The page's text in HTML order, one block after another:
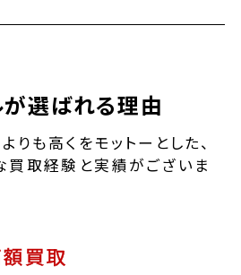
選ばれる理由
りも高くをモットーとした、
取経験と実績がございま
買取